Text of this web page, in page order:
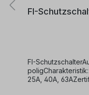
FI-
FI-
poligCharakteristik:
25A, 40A,